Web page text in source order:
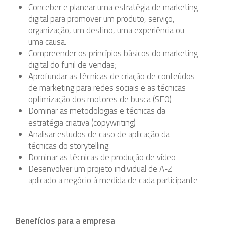
Conceber e planear uma estratégia de marketing
digital para promover um produto, serviço,
organização, um destino, uma experiência ou
uma causa.
Compreender os princípios básicos do marketing
digital do funil de vendas;
Aprofundar as técnicas de criação de conteúdos
de marketing para redes sociais e as técnicas
optimização dos motores de busca (SEO)
Dominar as metodologias e técnicas da
estratégia criativa (copywriting)
Analisar estudos de caso de aplicação da
técnicas do storytelling.
Dominar as técnicas de produção de vídeo
Desenvolver um projeto individual de A-Z
aplicado a negócio à medida de cada participante
Benefícios para a empresa